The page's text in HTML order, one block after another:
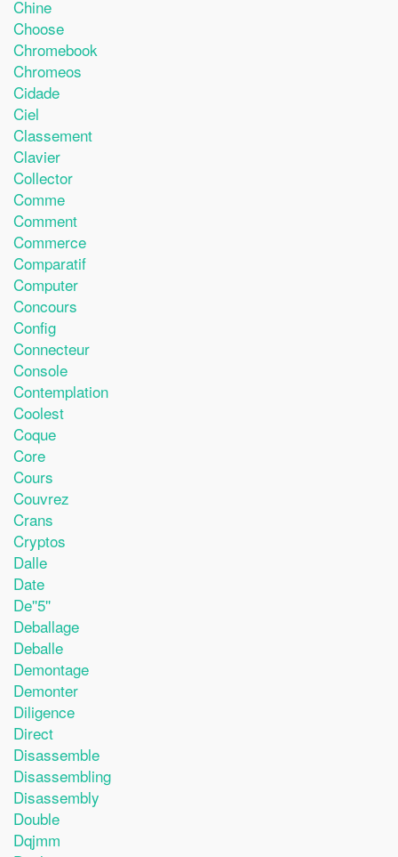
Chine
Choose
Chromebook
Chromeos
Cidade
Ciel
Classement
Clavier
Collector
Comme
Comment
Commerce
Comparatif
Computer
Concours
Config
Connecteur
Console
Contemplation
Coolest
Coque
Core
Cours
Couvrez
Crans
Cryptos
Dalle
Date
De''5''
Deballage
Deballe
Demontage
Demonter
Diligence
Direct
Disassemble
Disassembling
Disassembly
Double
Dqjmm